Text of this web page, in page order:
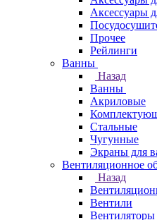
Аксессуары
Прочее
Рейлинги
Ванны
Назад
Ванны
Акриловые
Стальные
Чугунные
Экраны для
Вентиляционное
Назад
Вентили
Вентиляторы